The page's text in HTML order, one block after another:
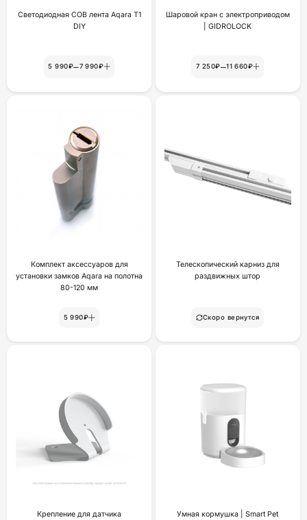
Светодиодная COB лента Aqara T1
DIY
5 990₽–7 990₽
Шаровой кран с электроприводом
| GIDROLOCK
7 250₽–11 660₽
Комплект аксессуаров для
установки замков Aqara на полотна
80-120 мм
5 990₽
Телескопический карниз для
раздвижных штор
Скоро вернутся
Крепление для датчика
Умная кормушка | Smart Pet